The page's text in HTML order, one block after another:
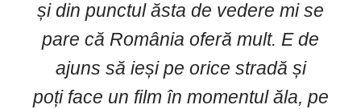
și din punctul ăsta de vedere mi se
pare că România oferă mult. E de
ajuns să ieși pe orice stradă și
poți face un film în momentul ăla, pe